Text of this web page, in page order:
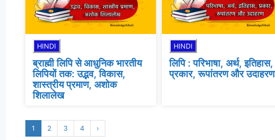
HINDI
ब्राह्मी लिपि से आधुनिक भारतीय
लिपियों तक: उद्भव, विकास,
शास्त्रीय प्रमाण, अशोक
शिलालेख
HINDI
लिपि : परिभाषा, अर्थ, इतिहास,
प्रकार, रूपांतरण और उदाहरण
1 2 3 4 ›